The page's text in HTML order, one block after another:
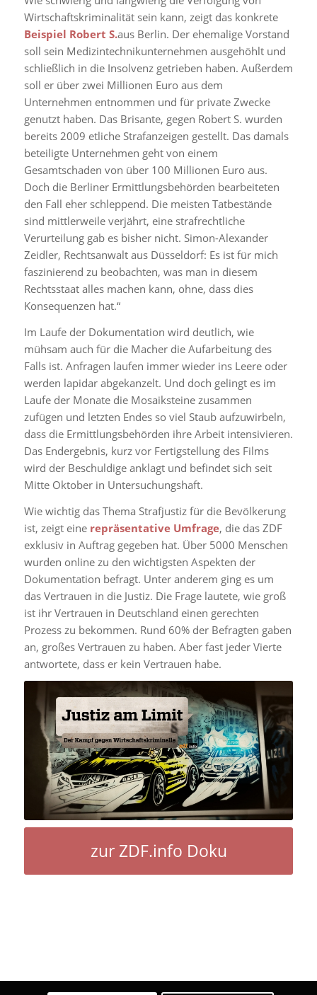
Wirtschaftskriminalität sein kann, zeigt das konkrete
Beispiel Robert S.aus Berlin. Der ehemalige Vorstand
soll sein Medizintechnikunternehmen ausgehöhlt und
schließlich in die Insolvenz getrieben haben. Außerdem
soll er über zwei Millionen Euro aus dem
Unternehmen entnommen und für private Zwecke
genutzt haben. Das Brisante, gegen Robert S. wurden
bereits 2009 etliche Strafanzeigen gestellt. Das damals
beteiligte Unternehmen geht von einem
Gesamtschaden von über 100 Millionen Euro aus.
Doch die Berliner Ermittlungsbehörden bearbeiteten
den Fall eher schleppend. Die meisten Tatbestände
sind mittlerweile verjährt, eine strafrechtliche
Verurteilung gab es bisher nicht. Simon-Alexander
Zeidler, Rechtsanwalt aus Düsseldorf: Es ist für mich
faszinierend zu beobachten, was man in diesem
Rechtsstaat alles machen kann, ohne, dass dies
Konsequenzen hat.“
Im Laufe der Dokumentation wird deutlich, wie
mühsam auch für die Macher die Aufarbeitung des
Falls ist. Anfragen laufen immer wieder ins Leere oder
werden lapidar abgekanzelt. Und doch gelingt es im
Laufe der Monate die Mosaiksteine zusammen
zufügen und letzten Endes so viel Staub aufzuwirbeln,
dass die Ermittlungsbehörden ihre Arbeit intensivieren.
Das Endergebnis, kurz vor Fertigstellung des Films
wird der Beschuldige anklagt und befindet sich seit
Mitte Oktober in Untersuchungshaft.
Wie wichtig das Thema Strafjustiz für die Bevölkerung
ist, zeigt eine repräsentative Umfrage, die das ZDF
exklusiv in Auftrag gegeben hat. Über 5000 Menschen
wurden online zu den wichtigsten Aspekten der
Dokumentation befragt. Unter anderem ging es um
das Vertrauen in die Justiz. Die Frage lautete, wie groß
ist ihr Vertrauen in Deutschland einen gerechten
Prozess zu bekommen. Rund 60% der Befragten gaben
an, großes Vertrauen zu haben. Aber fast jeder Vierte
antwortete, dass er kein Vertrauen habe.
zur ZDF.info Doku